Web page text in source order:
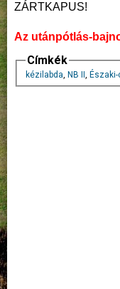
ZÁRTKAPUS!
Az utánpótlás-
Címkék
kézilabda, NB II ,